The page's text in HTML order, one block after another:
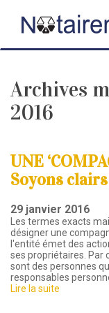
Archives
2016
UNE
Soyons
29 janvier 2016
Les termes exacts
désigner une
l'entité émet des
ses propriétaires. Par
sont des personnes
responsables
Lire la suite